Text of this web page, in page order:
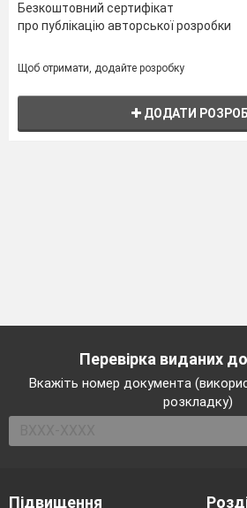
Безкоштовний сертифікат
про публікацію авторської розробки
Щоб отримати, додайте розробку
ДОДАТИ
Перевірка виданих
Вкажіть номер документа
розкладку)
Підвищення